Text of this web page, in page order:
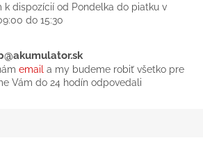
k dispozícií od Pondelka do piatku v
do 15:30
email a my budeme robiť všetko pre
Vám do 24 hodín odpovedali